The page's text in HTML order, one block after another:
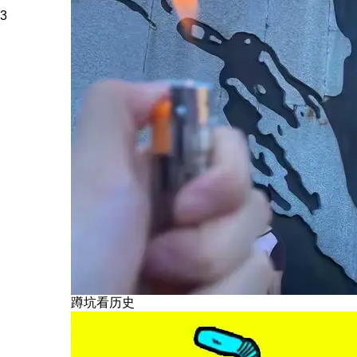
3
蹲坑看历史